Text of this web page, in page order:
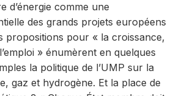
d’énergie comme une
des grands projets européens
propositions pour « la croissance,
» énumèrent en quelques
la politique de l’UMP sur la
gaz et hydrogène. Et la place de